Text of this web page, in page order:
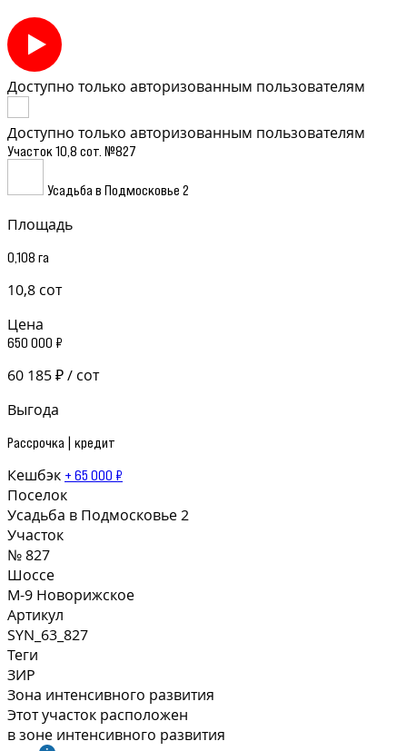
Доступно только авторизованным пользователям
Доступно только авторизованным пользователям
Участок 10,8 сот. №827
Усадьба в Подмосковье 2
Площадь
0,108 га
10,8 сот
Цена
650 000 ₽
60 185 ₽ / сот
Выгода
Рассрочка | кредит
Кешбэк + 65 000 ₽
Поселок
Усадьба в Подмосковье 2
Участок
№ 827
Шоссе
М-9 Новорижское
Артикул
SYN_63_827
Теги
ЗИР
Зона интенсивного развития
Этот участок расположен
в зоне интенсивного развития